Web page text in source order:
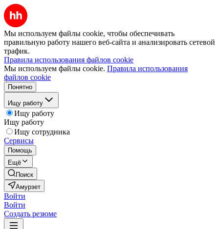
Мы используем файлы cookie, чтобы обеспечивать
правильную работу нашего веб-сайта и анализировать сетевой
трафик.
Правила использования файлов cookie
Мы используем файлы cookie. Правила использования
файлов cookie
Понятно
Ищу работу
Ищу работу
Ищу работу
Ищу сотрудника
Сервисы
Помощь
Ещё
Поиск
Амурзет
Войти
Войти
Создать резюме